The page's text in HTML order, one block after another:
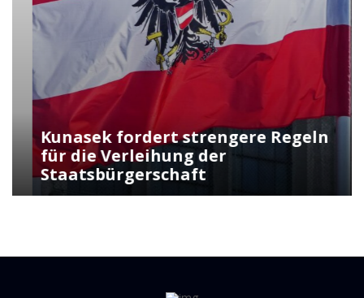
Kunasek fordert strengere Regeln
für die Verleihung der
Staatsbürgerschaft